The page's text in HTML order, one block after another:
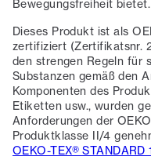
Bewegungsfreiheit bietet.
Dieses Produkt ist als
zertifiziert (Zertifikatsnr.
den strengen Regeln für
Substanzen gemäß den
Komponenten des
Etiketten usw., wurden
Anforderungen der
Produktklasse II/4
OEKO-TEX® STANDARD